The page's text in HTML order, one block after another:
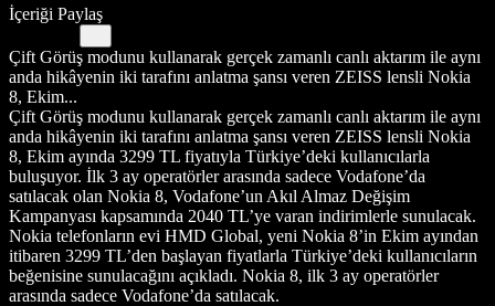
İçeriği Paylaş
Çift Görüş modunu kullanarak gerçek zamanlı canlı aktarım ile aynı
anda hikâyenin iki tarafını anlatma şansı veren ZEISS lensli Nokia
8, Ekim...
Çift Görüş modunu kullanarak gerçek zamanlı canlı aktarım ile aynı
anda hikâyenin iki tarafını anlatma şansı veren ZEISS lensli Nokia
8, Ekim ayında 3299 TL fiyatıyla Türkiye’deki kullanıcılarla
buluşuyor. İlk 3 ay operatörler arasında sadece Vodafone’da
satılacak olan Nokia 8, Vodafone’un Akıl Almaz Değişim
Kampanyası kapsamında 2040 TL’ye varan indirimlerle sunulacak.
Nokia telefonların evi HMD Global, yeni Nokia 8’in Ekim ayından
itibaren 3299 TL’den başlayan fiyatlarla Türkiye’deki kullanıcıların
beğenisine sunulacağını açıkladı. Nokia 8, ilk 3 ay operatörler
arasında sadece Vodafone’da satılacak.